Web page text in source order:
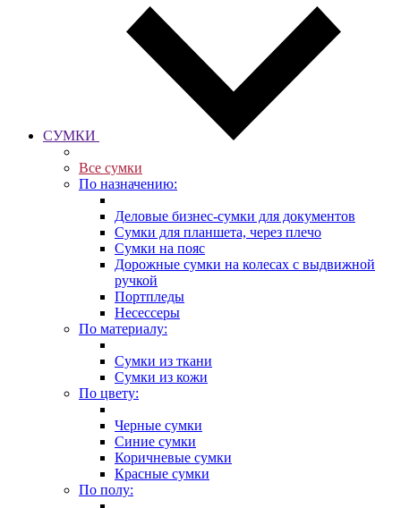
СУМКИ
Все сумки
По назначению:
Деловые бизнес-сумки для документов
Сумки для планшета, через плечо
Сумки на пояс
Дорожные сумки на колесах с выдвижной
ручкой
Портпледы
Несессеры
По материалу:
Сумки из ткани
Сумки из кожи
По цвету:
Черные сумки
Синие сумки
Коричневые сумки
Красные сумки
По полу: